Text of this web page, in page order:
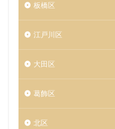
板橋区
江戸川区
大田区
葛飾区
北区